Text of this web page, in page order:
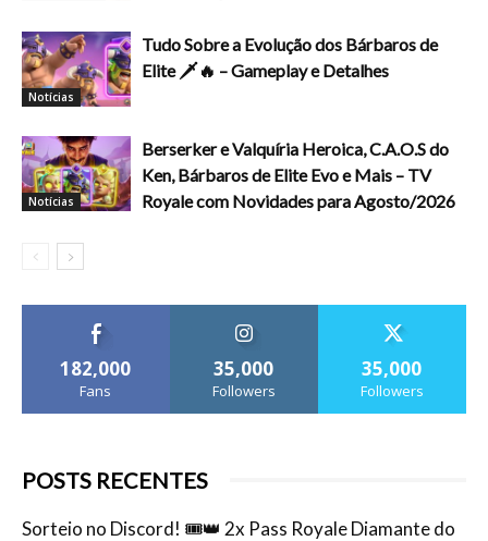
Notícias
Tudo Sobre a Evolução dos Bárbaros de
Elite 🗡️🔥 – Gameplay e Detalhes
Notícias
Berserker e Valquíria Heroica, C.A.O.S do
Ken, Bárbaros de Elite Evo e Mais – TV
Royale com Novidades para Agosto/2026
182,000
Fans
35,000
Followers
35,000
Followers
POSTS RECENTES
Sorteio no Discord! 🎟️👑 2x Pass Royale Diamante do